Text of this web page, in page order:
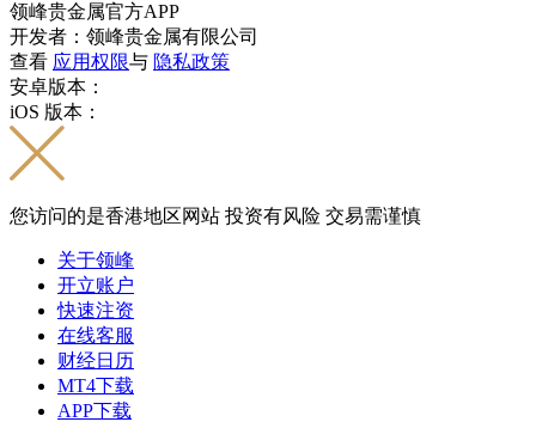
领峰贵金属官方APP
开发者：领峰贵金属有限公司
查看 应用权限与 隐私政策
安卓版本：
iOS 版本：
您访问的是香港地区网站 投资有风险 交易需谨慎
关于领峰
开立账户
快速注资
在线客服
财经日历
MT4下载
APP下载